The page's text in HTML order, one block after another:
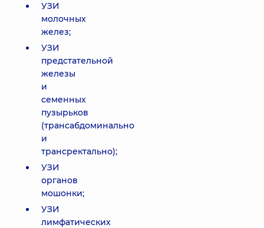
УЗИ
молочных
желез;
УЗИ
предстательной
железы
и
семенных
пузырьков
(трансабдоминально
и
трансректально);
УЗИ
органов
мошонки;
УЗИ
лимфатических